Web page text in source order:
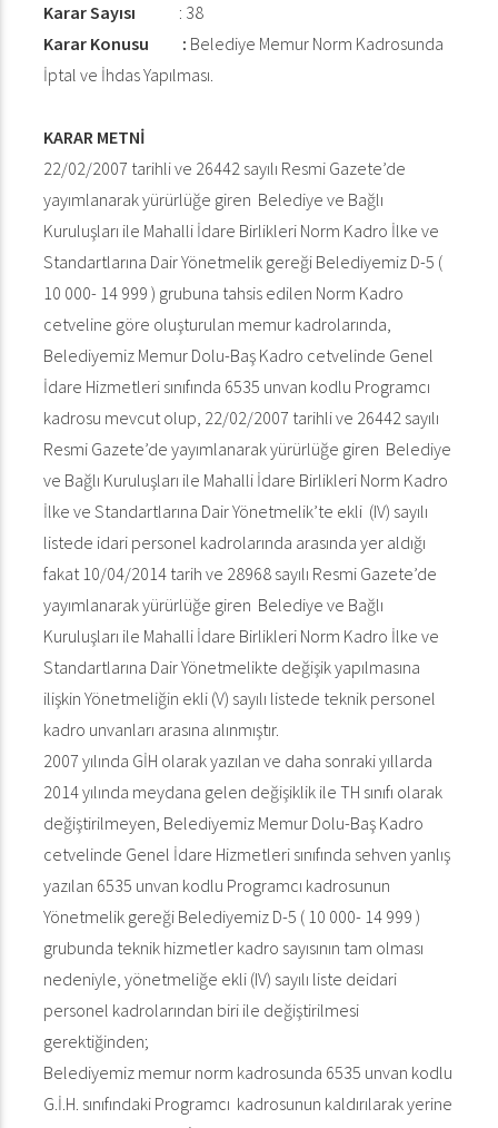
Karar Sayısı : 38
Karar Konusu : Belediye Memur Norm Kadrosunda
İptal ve İhdas Yapılması.
KARAR METNİ
22/02/2007 tarihli ve 26442 sayılı Resmi Gazete’de
yayımlanarak yürürlüğe giren Belediye ve Bağlı
Kuruluşları ile Mahalli İdare Birlikleri Norm Kadro İlke ve
Standartlarına Dair Yönetmelik gereği Belediyemiz D-5 (
10 000- 14 999 ) grubuna tahsis edilen Norm Kadro
cetveline göre oluşturulan memur kadrolarında,
Belediyemiz Memur Dolu-Baş Kadro cetvelinde Genel
İdare Hizmetleri sınıfında 6535 unvan kodlu Programcı
kadrosu mevcut olup, 22/02/2007 tarihli ve 26442 sayılı
Resmi Gazete’de yayımlanarak yürürlüğe giren Belediye
ve Bağlı Kuruluşları ile Mahalli İdare Birlikleri Norm Kadro
İlke ve Standartlarına Dair Yönetmelik’te ekli (IV) sayılı
listede idari personel kadrolarında arasında yer aldığı
fakat 10/04/2014 tarih ve 28968 sayılı Resmi Gazete’de
yayımlanarak yürürlüğe giren Belediye ve Bağlı
Kuruluşları ile Mahalli İdare Birlikleri Norm Kadro İlke ve
Standartlarına Dair Yönetmelikte değişik yapılmasına
ilişkin Yönetmeliğin ekli (V) sayılı listede teknik personel
kadro unvanları arasına alınmıştır.
2007 yılında GİH olarak yazılan ve daha sonraki yıllarda
2014 yılında meydana gelen değişiklik ile TH sınıfı olarak
değiştirilmeyen, Belediyemiz Memur Dolu-Baş Kadro
cetvelinde Genel İdare Hizmetleri sınıfında sehven yanlış
yazılan 6535 unvan kodlu Programcı kadrosunun
Yönetmelik gereği Belediyemiz D-5 ( 10 000- 14 999 )
grubunda teknik hizmetler kadro sayısının tam olması
nedeniyle, yönetmeliğe ekli (IV) sayılı liste deidari
personel kadrolarından biri ile değiştirilmesi
gerektiğinden;
Belediyemiz memur norm kadrosunda 6535 unvan kodlu
G.İ.H. sınıfındaki Programcı kadrosunun kaldırılarak yerine